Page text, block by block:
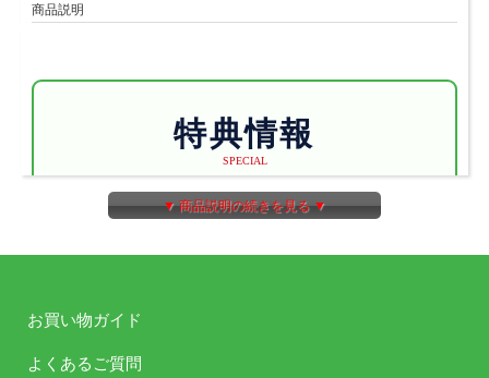
商品説明
特典情報
SPECIAL
・オリジナルトークCD（出演：増田俊樹、
高橋直純、KENN、鈴木裕斗）
内容：新規録りおろしを終えての
・キャラクターコメントカード（桐原アト
▼ 商品説明の続きを見る ▼
お買い物ガイド
よくあるご質問